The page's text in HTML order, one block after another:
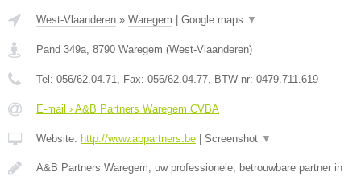
West-Vlaanderen » Waregem Google maps ▼
Pand 349a, 8790 Waregem (West-Vlaanderen)
Tel: 056/62.04.71, Fax: 056/62.04.77, BTW-nr: 0479.711.619
E-mail › A&B Partners Waregem CVBA
Website: http://www.abpartners.be Screenshot ▼
A&B Partners Waregem, uw professionele, betrouwbare partner in